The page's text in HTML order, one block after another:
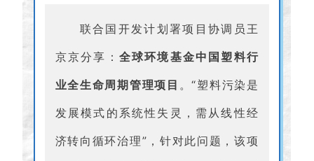
联合国开发计划署项目协调员王
京京分享： 全球环境基金中国塑料行
业全生命周期管理项目 。“塑料污染是
发展模式的系统性失灵，需从线性经
济转向循环治理”，针对此问题，该项